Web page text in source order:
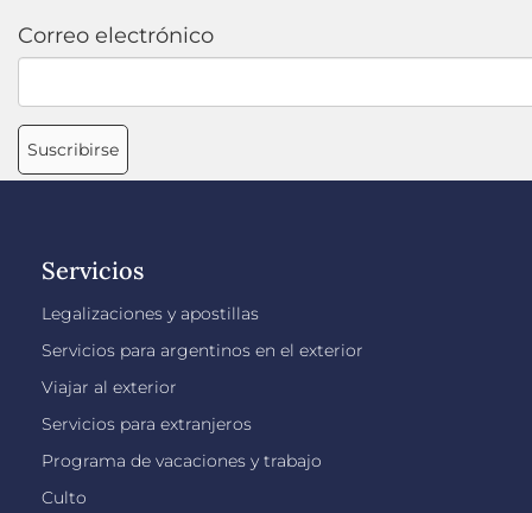
Correo electrónico
Suscribirse
Servicios
Legalizaciones y apostillas
Servicios para argentinos en el exterior
Viajar al exterior
Servicios para extranjeros
Programa de vacaciones y trabajo
Culto